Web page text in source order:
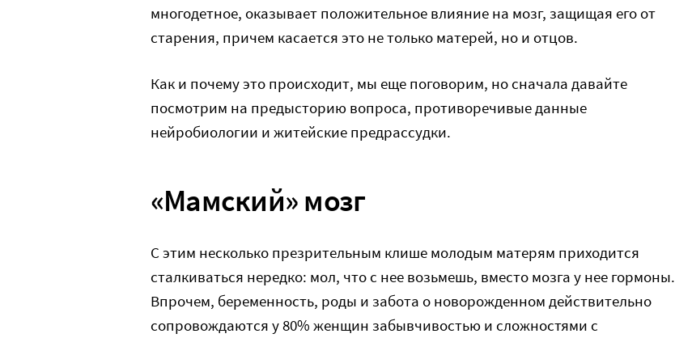
многодетное, оказывает положительное влияние на мозг, защищая его от
старения, причем касается это не только матерей, но и отцов.
Как и почему это происходит, мы еще поговорим, но сначала давайте
посмотрим на предысторию вопроса, противоречивые данные
нейробиологии и житейские предрассудки.
«Мамский» мозг
С этим несколько презрительным клише молодым матерям приходится
сталкиваться нередко: мол, что с нее возьмешь, вместо мозга у нее гормоны.
Впрочем, беременность, роды и забота о новорожденном действительно
сопровождаются у 80% женщин забывчивостью и сложностями с